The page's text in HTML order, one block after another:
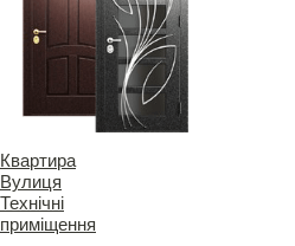
Квартира
Вулиця
Технічні
приміщення